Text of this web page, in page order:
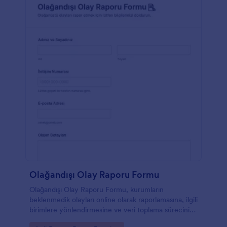
yeniden düzenleyin veya ekleyin. 100’den fazla
ücretsiz entegrasyonumuzu kullanarak tüm
Dropbox ve Google Drive ile entegre edin. Ücretsiz
Olağandışı Olay Raporu Formu
Olağandışı Olay Raporu Formu, kurumların
beklenmedik olayları online olarak raporlamasına, ilgili
birimlere yönlendirmesine ve veri toplama sürecini